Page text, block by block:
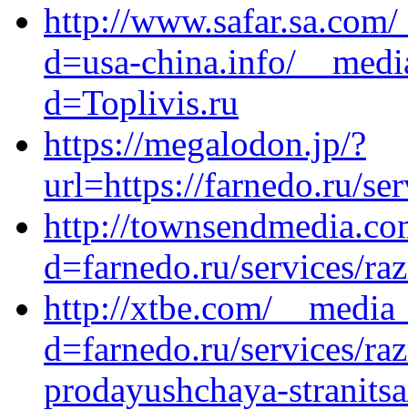
http://
d=usa-china.info/
d=Toplivis.ru
https://megalodon.jp/?
url=https://farnedo.ru/
http://
d=farnedo.ru/services/
http://xtbe.com/
d=farnedo.ru/services/
prodayushchaya-